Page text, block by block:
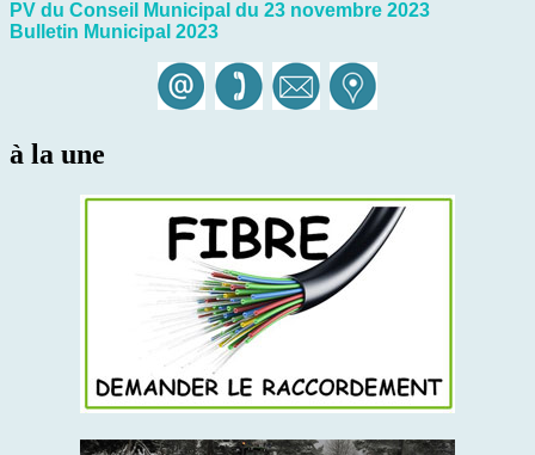
PV du Conseil Municipal du 23 novembre 2023
Bulletin Municipal 2023
à la une